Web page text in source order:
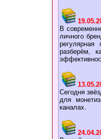
В
личного
разберём,
Сегодня
для
каналах.